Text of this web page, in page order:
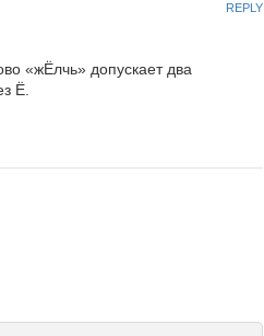
«жЁлчь» допускает два
Ё.
REPLY